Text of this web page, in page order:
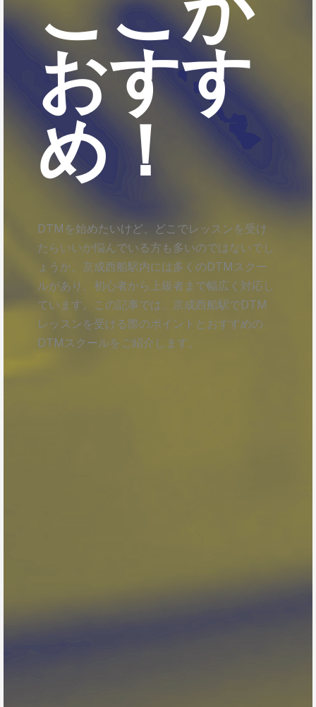
おすす
め！
DTMを始めたいけど、どこでレッスンを受け
たらいいか悩んでいる方も多いのではないでし
ょうか。京成西船駅内には多くのDTMスクー
ルがあり、初心者から上級者まで幅広く対応し
ています。この記事では、京成西船駅でDTM
レッスンを受ける際のポイントとおすすめの
DTMスクールをご紹介します。